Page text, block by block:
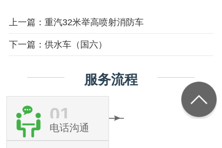
上一篇：重汽32米举高喷射消防车
下一篇：供水车（国六）
服务流程
01
电话沟通